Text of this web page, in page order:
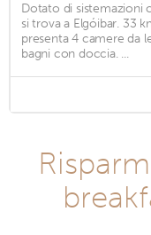
Dotato di sistemazioni
si trova a Elgóibar. 33
presenta 4 camere da
bagni con doccia. ...